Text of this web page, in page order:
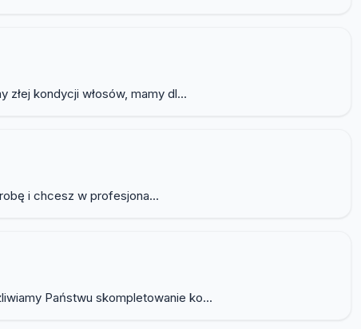
złej kondycji włosów, mamy dl...
i chcesz w profesjona...
Państwu skompletowanie ko...